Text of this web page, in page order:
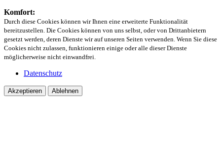
Komfort:
Durch diese Cookies können wir Ihnen eine erweiterte Funktionalität
bereitzustellen. Die Cookies können von uns selbst, oder von Drittanbietern
gesetzt werden, deren Dienste wir auf unseren Seiten verwenden. Wenn Sie diese
Cookies nicht zulassen, funktionieren einige oder alle dieser Dienste
möglicherweise nicht einwandfrei.
Datenschutz
Akzeptieren Ablehnen